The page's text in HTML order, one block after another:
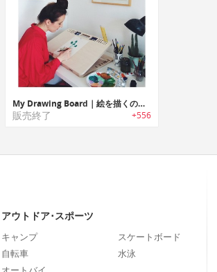
My Drawing Board｜絵を描くのに必要なアイテムをすっきりと収納するドローイングテーブル「マイドローイングボード」
販売終了 +556
アウトドア･スポーツ
キャンプ
自転車
スケートボード
水泳